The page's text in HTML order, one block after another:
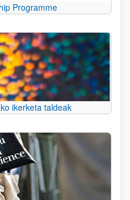
Programme
ikerketa taldeak